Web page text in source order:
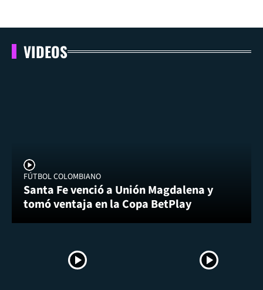
VIDEOS
FÚTBOL COLOMBIANO
Santa Fe venció a Unión Magdalena y
tomó ventaja en la Copa BetPlay